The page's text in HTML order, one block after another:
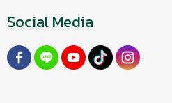
Social Media